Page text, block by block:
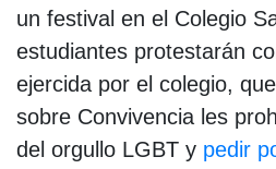
un festival en el Colegio
estudiantes protestarán
ejercida por el colegio,
sobre Convivencia les
del orgullo LGBT y pedir